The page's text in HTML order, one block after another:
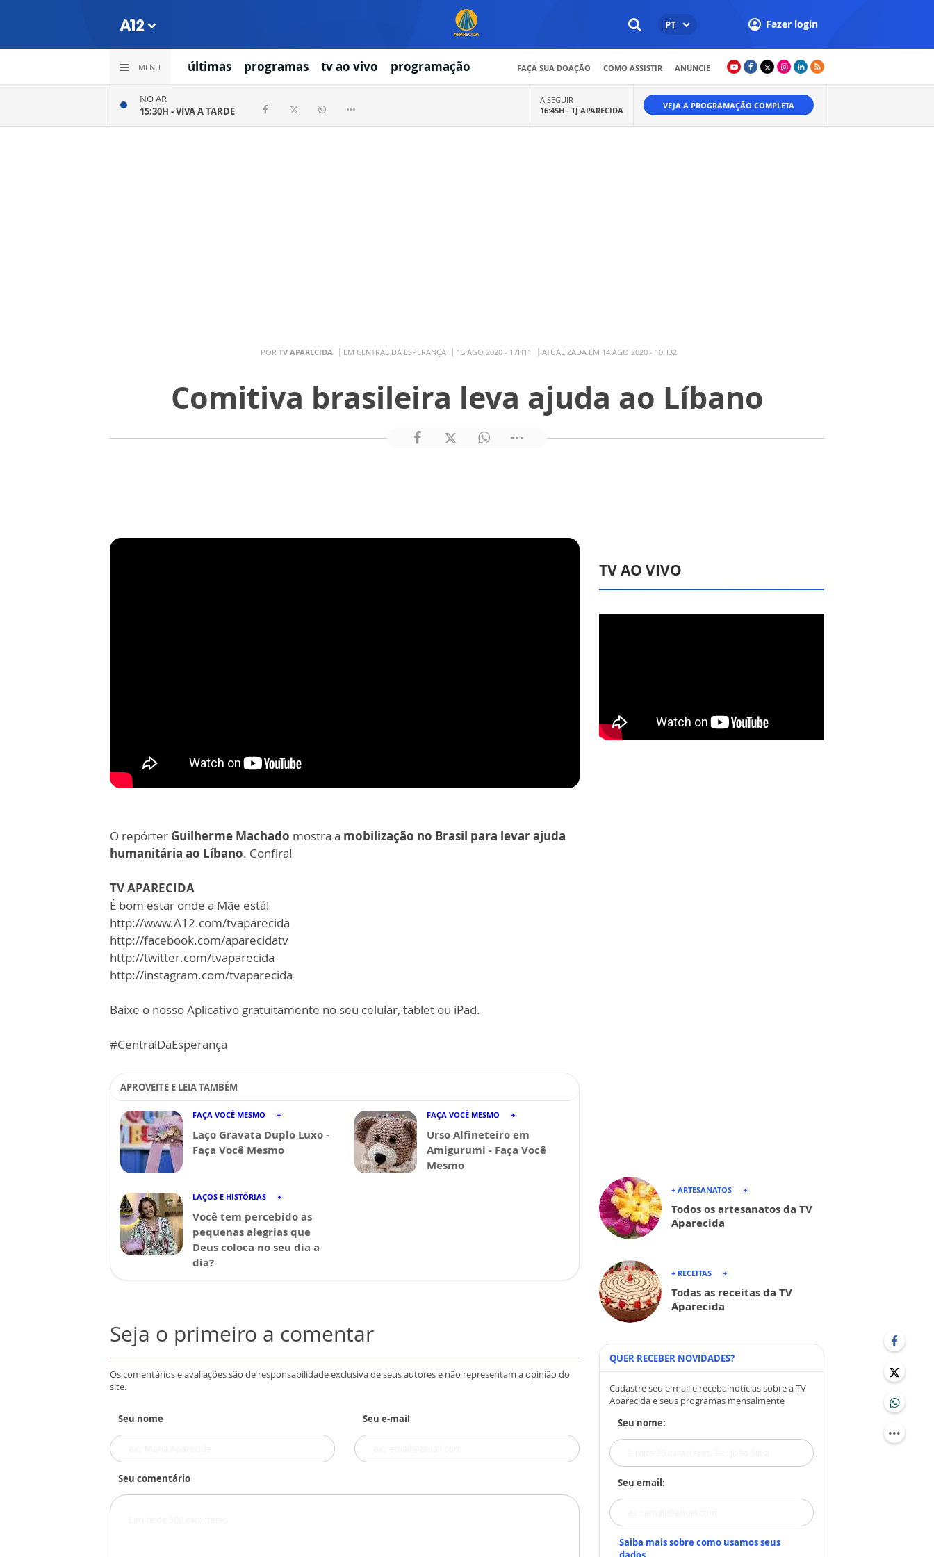
PT Fazer login
MENU últimas programas tv ao vivo programação FAÇA SUA DOAÇÃO COMO ASSISTIR ANUNCIE
NO AR
15:30H -VIVA A TARDE
A SEGUIR
16:45H - TJ APARECIDA VEJA A PROGRAMAÇÃO COMPLETA
POR TV APARECIDA EM CENTRAL DA ESPERANÇA 13 AGO 2020 - 17H11 ATUALIZADA EM 14 AGO 2020 - 10H32
Comitiva brasileira leva ajuda ao Líbano
O repórter Guilherme Machado mostra a mobilização no Brasil para levar ajuda
humanitária ao Líbano. Confira!
TV APARECIDA
É bom estar onde a Mãe está!
http://www.A12.com/tvaparecida
http://facebook.com/aparecidatv
http://twitter.com/tvaparecida
http://instagram.com/tvaparecida
Baixe o nosso Aplicativo gratuitamente no seu celular, tablet ou iPad.
#CentralDaEsperança
APROVEITE E LEIA TAMBÉM
FAÇA VOCÊ MESMO
Laço Gravata Duplo Luxo -
Faça Você Mesmo
FAÇA VOCÊ MESMO
Urso Alfineteiro em
Amigurumi - Faça Você
Mesmo
LAÇOS E HISTÓRIAS
Você tem percebido as
pequenas alegrias que
Deus coloca no seu dia a
dia?
Seja o primeiro a comentar
Os comentários e avaliações são de responsabilidade exclusiva de seus autores e não representam a opinião do
site.
Seu nome Seu e-mail
Seu comentário
TV AO VIVO
+ ARTESANATOS
Todos os artesanatos da TV
Aparecida
+ RECEITAS
Todas as receitas da TV
Aparecida
QUER RECEBER NOVIDADES?
Cadastre seu e-mail e receba notícias sobre a TV
Aparecida e seus programas mensalmente
Seu nome:
Seu email:
Saiba mais sobre como usamos seus